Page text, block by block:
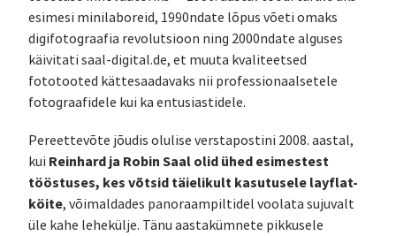
esimesi minilaboreid, 1990ndate lõpus võeti omaks
digifotograafia revolutsioon ning 2000ndate alguses
käivitati saal-digital.de, et muuta kvaliteetsed
fototooted kättesaadavaks nii professionaalsetele
fotograafidele kui ka entusiastidele.
Pereettevõte jõudis olulise verstapostini 2008. aastal,
kui Reinhard ja Robin Saal olid ühed esimestest
tööstuses, kes võtsid täielikult kasutusele layflat-
köite, võimaldades panoraampiltidel voolata sujuvalt
üle kahe lehekülje. Tänu aastakümnete pikkusele